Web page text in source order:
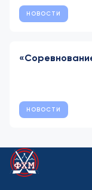
НОВОСТИ
НОВОСТИ